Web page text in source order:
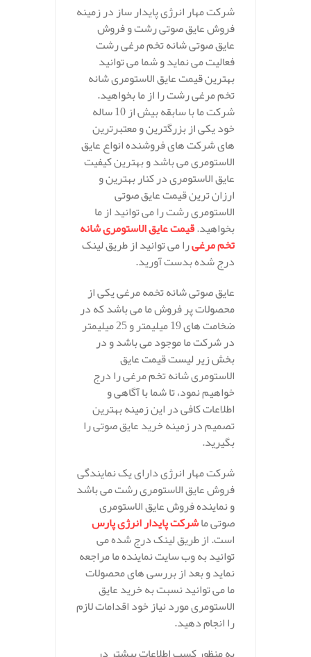
شرکت مهار انرژی پایدار ساز در زمینه
فروش عایق صوتی رشت و فروش
عایق صوتی شانه تخم مرغی رشت
فعالیت می نماید و شما می توانید
بهترین قیمت عایق الاستومری شانه
تخم مرغی رشت را از ما بخواهید.
شرکت ما با سابقه بیش از 10 ساله
خود یکی از بزرگترین و معتبرترین
های شرکت های فروشنده انواع عایق
الاستومری می باشد و بهترین کیفیت
عایق الاستومری در کنار بهترین و
ارزان ترین قیمت عایق صوتی
الاستومری رشت را می توانید از ما
بخواهید.قیمت عایق الاستومری شانه
تخم مرغیرا می توانید از طریق لینک
درج شده بدست آورید.
عایق صوتی شانه تخمه مرغی یکی از
محصولات پر فروش ما می باشد که در
ضخامت های 19 میلیمتر و 25 میلیمتر
در شرکت ما موجود می باشد و در
بخش زیر لیست قیمت عایق
الاستومری شانه تخم مرغی را درج
خواهیم نمود، تا شما با آگاهی و
اطلاعات کافی در این زمینه بهترین
تصمیم در زمینه خرید عایق صوتی را
بگیرید.
شرکت مهار انرژی دارای یک نمایندگی
فروش عایق الاستومری رشت می باشد
و نماینده فروش عایق الاستومری
صوتی ماشرکت پایدار انرژی پارس
است. از طریق لینک درج شده می
توانید به وب سایت نماینده ما مراجعه
نماید و بعد از بررسی های محصولات
ما می توانید نسبت به خرید عایق
الاستومری مورد نیاز خود اقدامات لازم
را انجام دهید.